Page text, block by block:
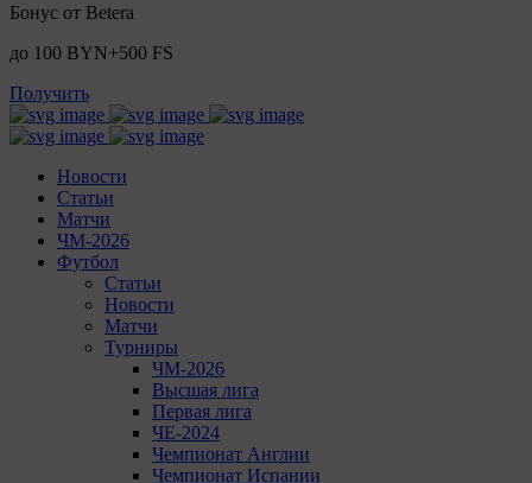
Бонус от Betera
до 100 BYN+500 FS
Получить
Новости
Статьи
Матчи
ЧМ-2026
Футбол
Статьи
Новости
Матчи
Турниры
ЧМ-2026
Высшая лига
Первая лига
ЧЕ-2024
Чемпионат Англии
Чемпионат Испании